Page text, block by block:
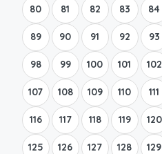
80 81 82 83 84
89 90 91 92 93
98 99 100 101 102
107 108 109 110 111
116 117 118 119 120
125 126 127 128 129